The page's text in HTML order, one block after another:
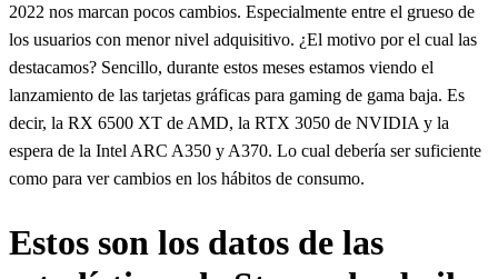
2022 nos marcan pocos cambios. Especialmente entre el grueso de
los usuarios con menor nivel adquisitivo. ¿El motivo por el cual las
destacamos? Sencillo, durante estos meses estamos viendo el
lanzamiento de las tarjetas gráficas para gaming de gama baja. Es
decir, la RX 6500 XT de AMD, la RTX 3050 de NVIDIA y la
espera de la Intel ARC A350 y A370. Lo cual debería ser suficiente
como para ver cambios en los hábitos de consumo.
Estos son los datos de las